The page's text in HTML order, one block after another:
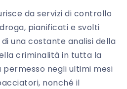
da servizi di controllo
pianificati e svolti
una costante analisi della
criminalità in tutta la
permesso negli ultimi mesi
nonché il